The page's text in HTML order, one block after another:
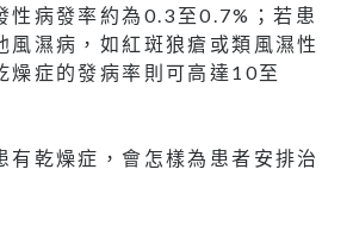
性病發率約為0.3至0.7%；若患
風濕病，如紅斑狼瘡或類風濕性
燥症的發病率則可高達10至
有乾燥症，會怎樣為患者安排治